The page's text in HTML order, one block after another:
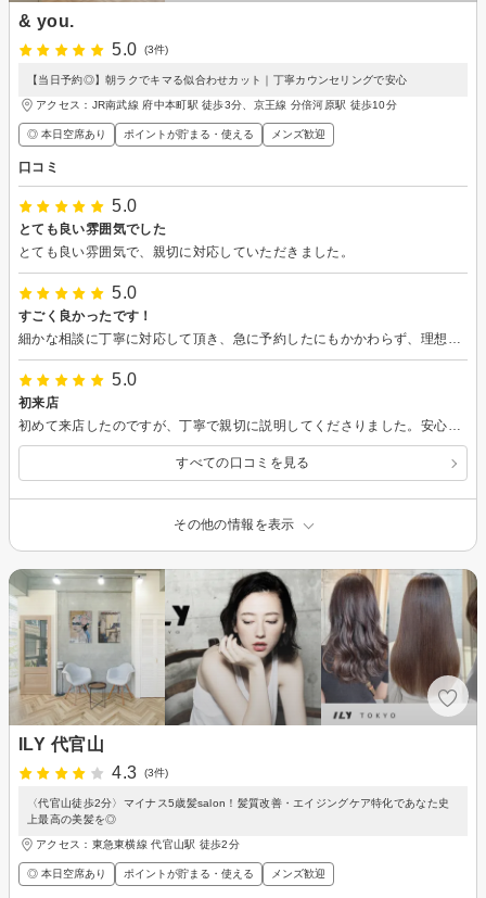
& you.
5.0
(3件)
【当日予約◎】朝ラクでキマる似合わせカット｜丁寧カウンセリングで安心
アクセス：JR南武線 府中本町駅 徒歩3分、京王線 分倍河原駅 徒歩10分
◎ 本日空席あり ポイントが貯まる・使える メンズ歓迎
口コミ
5.0
とても良い雰囲気でした
とても良い雰囲気で、親切に対応していただきました。
5.0
すごく良かったです！
細かな相談に丁寧に対応して頂き、急に予約したにもかかわらず、理想的に仕上げて頂きました。ありがとうございました。
5.0
初来店
初めて来店したのですが、丁寧で親切に説明してくださりました。安心してお任せできました。ありがとうございます。
すべての口コミを見る
その他の情報を表示
ILY 代官山
4.3
(3件)
〈代官山徒歩2分〉マイナス5歳髪salon！髪質改善・エイジングケア特化であなた史
上最高の美髪を◎
アクセス：東急東横線 代官山駅 徒歩2分
◎ 本日空席あり ポイントが貯まる・使える メンズ歓迎